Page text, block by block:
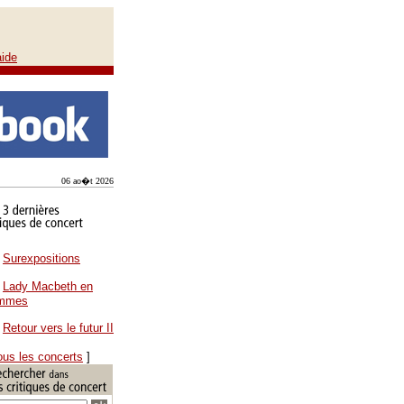
06 ao�t 2026
Surexpositions
Lady Macbeth en
Retour vers le futur II
les concerts ]